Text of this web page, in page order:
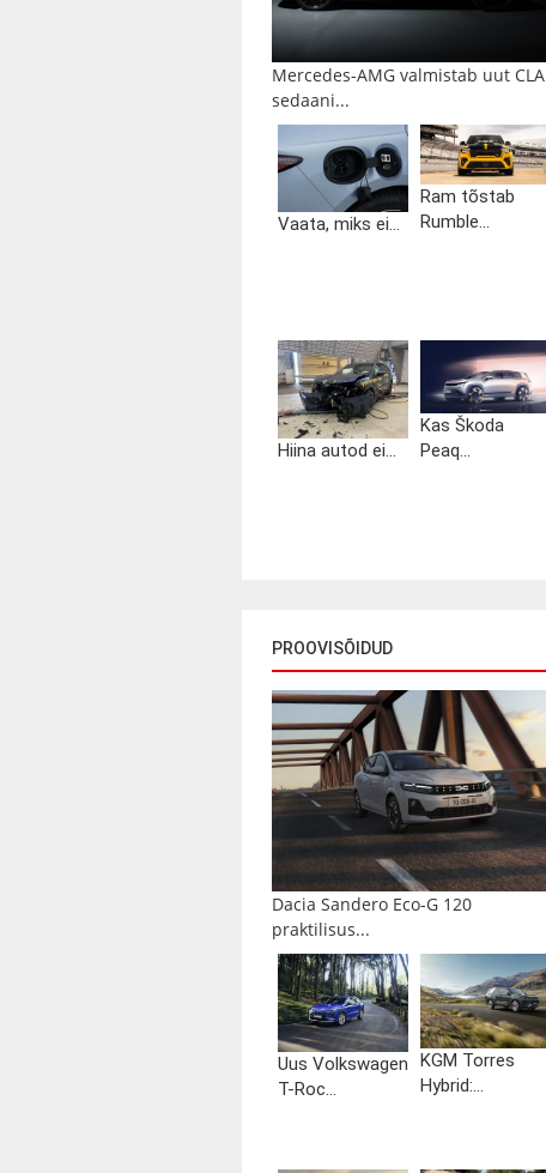
Mercedes-AMG valmistab uut CLA
sedaani...
Vaata, miks ei...
Ram tõstab
Rumble...
Hiina autod ei...
Kas Škoda
Peaq...
PROOVISÕIDUD
Dacia Sandero Eco-G 120
praktilisus...
Uus Volkswagen
T-Roc...
KGM Torres
Hybrid:...